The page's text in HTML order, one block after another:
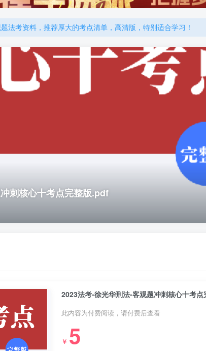
手机号登录，请手机注册用户及时添加客服微信（微信号：
法考资料，推荐厚大的考点清单，高清版，特别适合学习！
刺核心十考点完整版.pdf
2023法考-徐光华刑法-客观题冲刺核心十考
此内容为付费阅读，请付费后查看
￥ 5